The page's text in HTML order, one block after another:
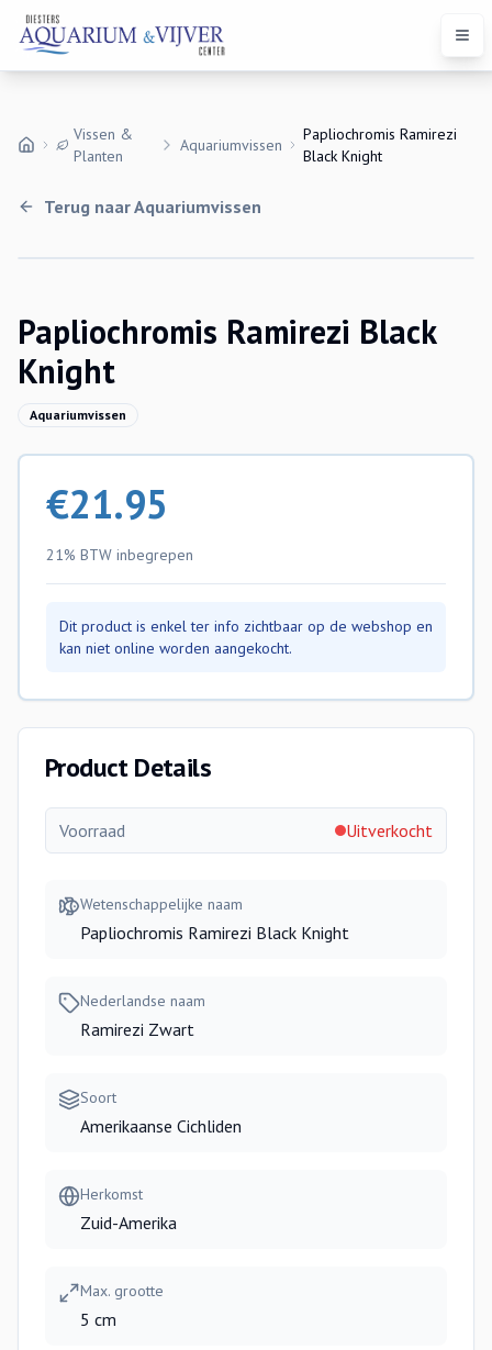
Vissen &
Planten
Aquariumvissen
Papliochromis Ramirezi
Black Knight
Terug naarAquariumvissen
Papliochromis Ramirezi Black
Knight
Aquariumvissen
€21.95
21% BTW inbegrepen
Dit product is enkel ter info zichtbaar op de webshop en
kan niet online worden aangekocht.
Product Details
Voorraad Uitverkocht
Wetenschappelijke naam
Papliochromis Ramirezi Black Knight
Nederlandse naam
Ramirezi Zwart
Soort
Amerikaanse Cichliden
Herkomst
Zuid-Amerika
Max. grootte
5 cm